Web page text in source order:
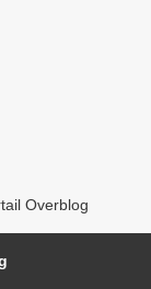
Overblog